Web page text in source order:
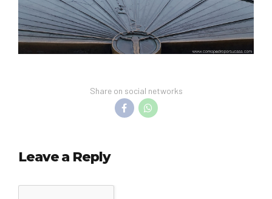
Share on social networks
Leave a Reply